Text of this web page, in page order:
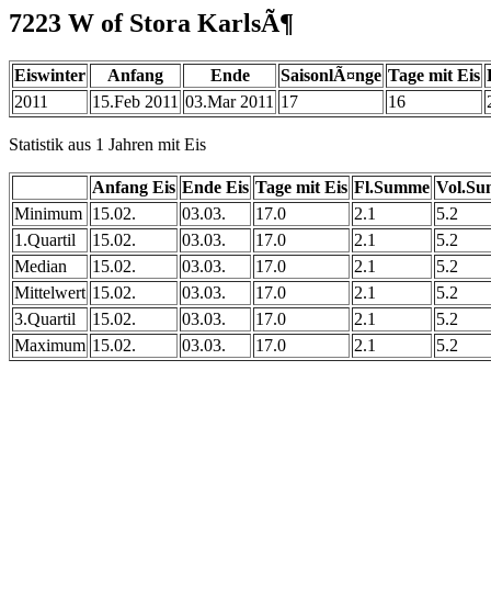
7223 W of Stora KarlsÃ¶
Eiswinter Anfang Ende SaisonlÃ¤nge Tage mit Eis
2011
15.Feb 2011 03.Mar 2011 17 16
Statistik aus 1 Jahren mit Eis
Anfang Eis Ende Eis Tage mit Eis Fl.Summe
Minimum 15.02. 03.03. 17.0 2.1
5.2
1.Quartil
15.02. 03.03. 17.0 2.1
5.2
Median
15.02. 03.03. 17.0 2.1
5.2
Mittelwert 15.02. 03.03. 17.0 2.1
5.2
3.Quartil
15.02. 03.03. 17.0 2.1
5.2
Maximum 15.02. 03.03. 17.0 2.1 5.2